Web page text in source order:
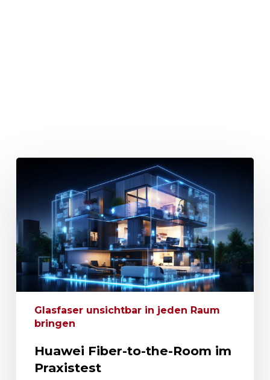
Glasfaser unsichtbar in jeden Raum
bringen
Huawei Fiber-to-the-Room im
Praxistest